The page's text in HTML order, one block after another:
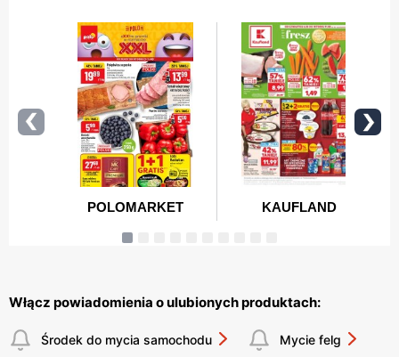
Włącz powiadomienia o ulubionych produktach:
Środek do mycia samochodu Mycie felg